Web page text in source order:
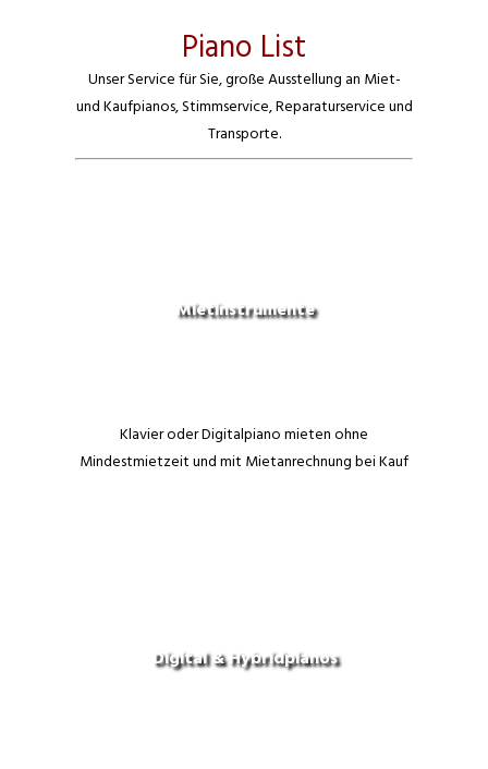
Piano List
Unser Service für Sie, große Ausstellung an Miet-
und Kaufpianos, Stimmservice, Reparaturservice und
Transporte.
Mietinstrumente
Klavier oder Digitalpiano mieten ohne
Mindestmietzeit und mit Mietanrechnung bei Kauf
Digital & Hybridpianos